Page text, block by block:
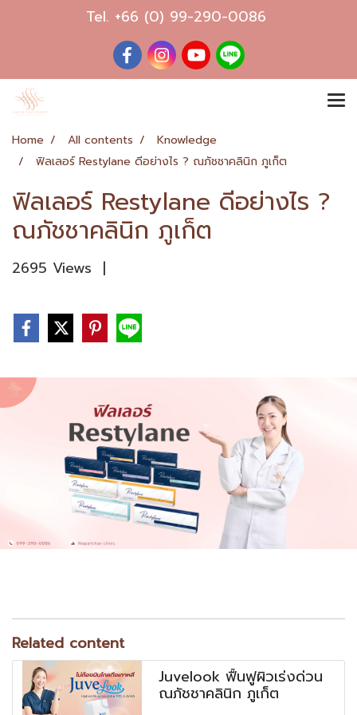
Tel. +66 (0) 99-290-0086
Home All contents
Knowledge
ฟิลเลอร์ Restylane ดีอย่างไร ? ณภัชชาคลินิก ภูเก็ต
ฟิลเลอร์ Restylane ดีอย่างไร ?
ณภัชชาคลินิก ภูเก็ต
2695 Views |
Related content
Juvelook ฟื้นฟูผิวเร่งด่วน
ณภัชชาคลินิก ภูเก็ต